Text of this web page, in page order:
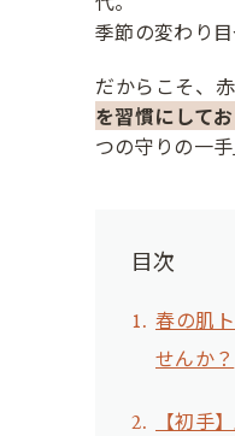
季節の変わり
だからこそ、
を習慣にして
つの守りの一
目次
春の肌
せんか？
【初手